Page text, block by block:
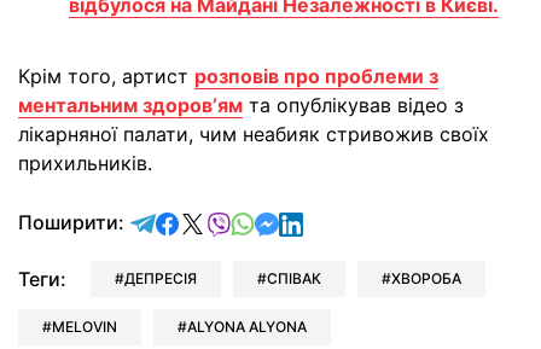
відбулося на Майдані Незалежності в Києві.
Крім того, артист розповів про проблеми з
ментальним здоровʼям та опублікував відео з
лікарняної палати, чим неабияк стривожив своїх
прихильників.
Поширити: відправити у Telegram
поділитись у Facebook
поділитись у X
відправити у Viber
відправити у Whatsapp
відправити у Messenger
відправити у LinkedIn
Теги: ДЕПРЕСІЯ СПІВАК ХВОРОБА
MELOVIN ALYONA ALYONA